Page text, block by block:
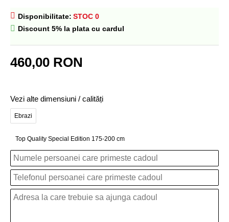
460,00 RON
Disponibilitate: STOC 0
Discount 5% la plata cu cardul
Vezi alte dimensiuni / calități
Ebrazi
Top Quality Special Edition 175-200 cm